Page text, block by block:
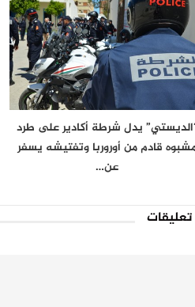
يدل شرطة أكادير على طرد
قادم من أوروربا وتفتيشه يسفر
عن…
تعليقات